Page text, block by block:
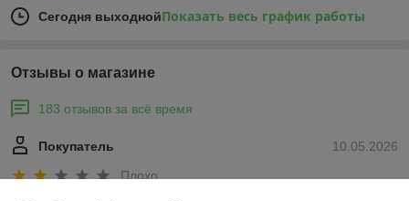
Сегодня выходнойПоказать весь график работы
Отзывы о магазине
183 отзывов за всё время
10.05.2026
Покупатель
Плохо